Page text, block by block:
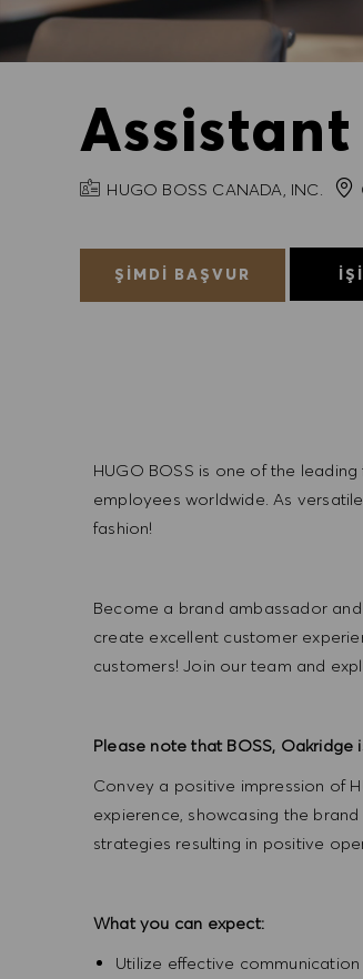
FIRMA ADI
HUGO BOSS CANADA, INC.
ŞIMDI BAŞVUR
HUGO BOSS is one of the
employees worldwide. As
fashion!
Become a brand ambassador
create excellent customer
customers! Join our team and
Please note that BOSS,
Convey a positive impression of
expierence, showcasing the
strategies resulting in positive
What you can expect:
Utilize effective